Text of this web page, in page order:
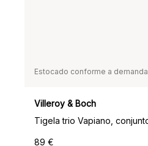
Estocado conforme a demanda
Villeroy & Boch
89 €